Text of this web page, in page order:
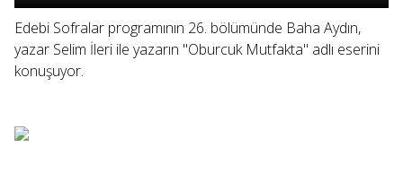
Edebi Sofralar programının 26. bölümünde Baha Aydın,
yazar Selim İleri ile yazarın "Oburcuk Mutfakta" adlı eserini
konuşuyor.